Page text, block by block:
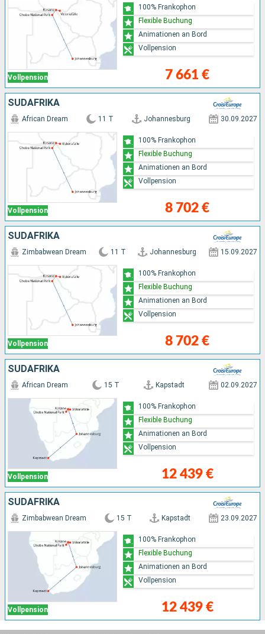
Vollpension 7 661 €
100% Frankophon
Flexible Buchung
Animationen an Bord
Vollpension
SÜDAFRIKA
Vollpension
African Dream 11 T Johannesburg 30.09.2027
8 702 €
100% Frankophon
Flexible Buchung
Animationen an Bord
Vollpension
SÜDAFRIKA
Vollpension
Zimbabwean Dream 11 T Johannesburg 15.09.2027
8 702 €
100% Frankophon
Flexible Buchung
Animationen an Bord
Vollpension
SÜDAFRIKA
Vollpension
African Dream 15 T Kapstadt 02.09.2027
12 439 €
100% Frankophon
Flexible Buchung
Animationen an Bord
Vollpension
SÜDAFRIKA
Vollpension
Zimbabwean Dream 15 T Kapstadt 23.09.2027
12 439 €
100% Frankophon
Flexible Buchung
Animationen an Bord
Vollpension